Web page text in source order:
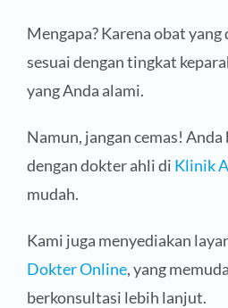
Mengapa? Karena obat
sesuai dengan tingkat
yang Anda alami.
Namun, jangan cemas!
dengan dokter ahli di Klinik
mudah.
Kami juga menyediakan
Dokter Online, yang
berkonsultasi lebih lanjut.